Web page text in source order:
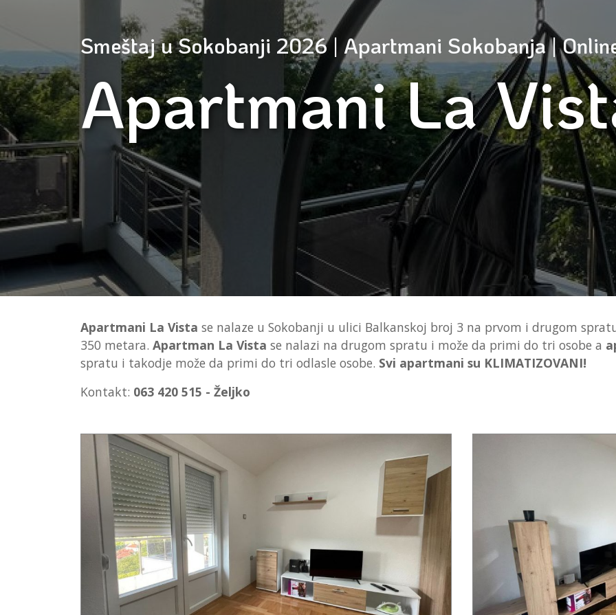
Smeštaj u Sokobanji 2026 | Apartmani Sokobanja |
Apartmani La
Apartmani La Vista se nalaze u Sokobanji u ulici Balkanskoj broj 3 na prvom i drugom
350 metara. Apartman La Vista se nalazi na drugom spratu i može da primi do tri osobe a
spratu i takodje može da primi do tri odlasle osobe. Svi apartmani su KLIMATIZOVANI!
Kontakt: 063 420 515 - Željko